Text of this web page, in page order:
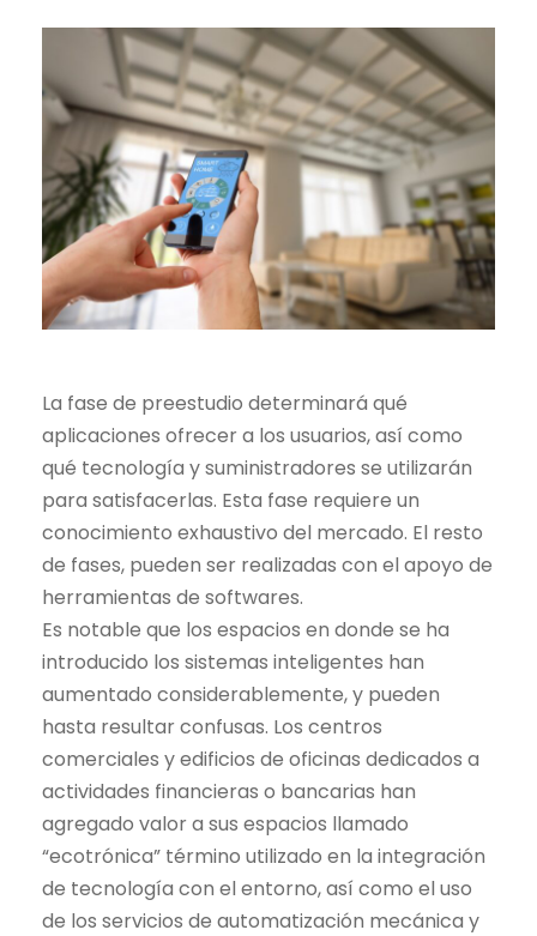
La fase de preestudio determinará qué
aplicaciones ofrecer a los usuarios, así como
qué tecnología y suministradores se utilizarán
para satisfacerlas. Esta fase requiere un
conocimiento exhaustivo del mercado. El resto
de fases, pueden ser realizadas con el apoyo de
herramientas de softwares.
Es notable que los espacios en donde se ha
introducido los sistemas inteligentes han
aumentado considerablemente, y pueden
hasta resultar confusas. Los centros
comerciales y edificios de oficinas dedicados a
actividades financieras o bancarias han
agregado valor a sus espacios llamado
“ecotrónica” término utilizado en la integración
de tecnología con el entorno, así como el uso
de los servicios de automatización mecánica y